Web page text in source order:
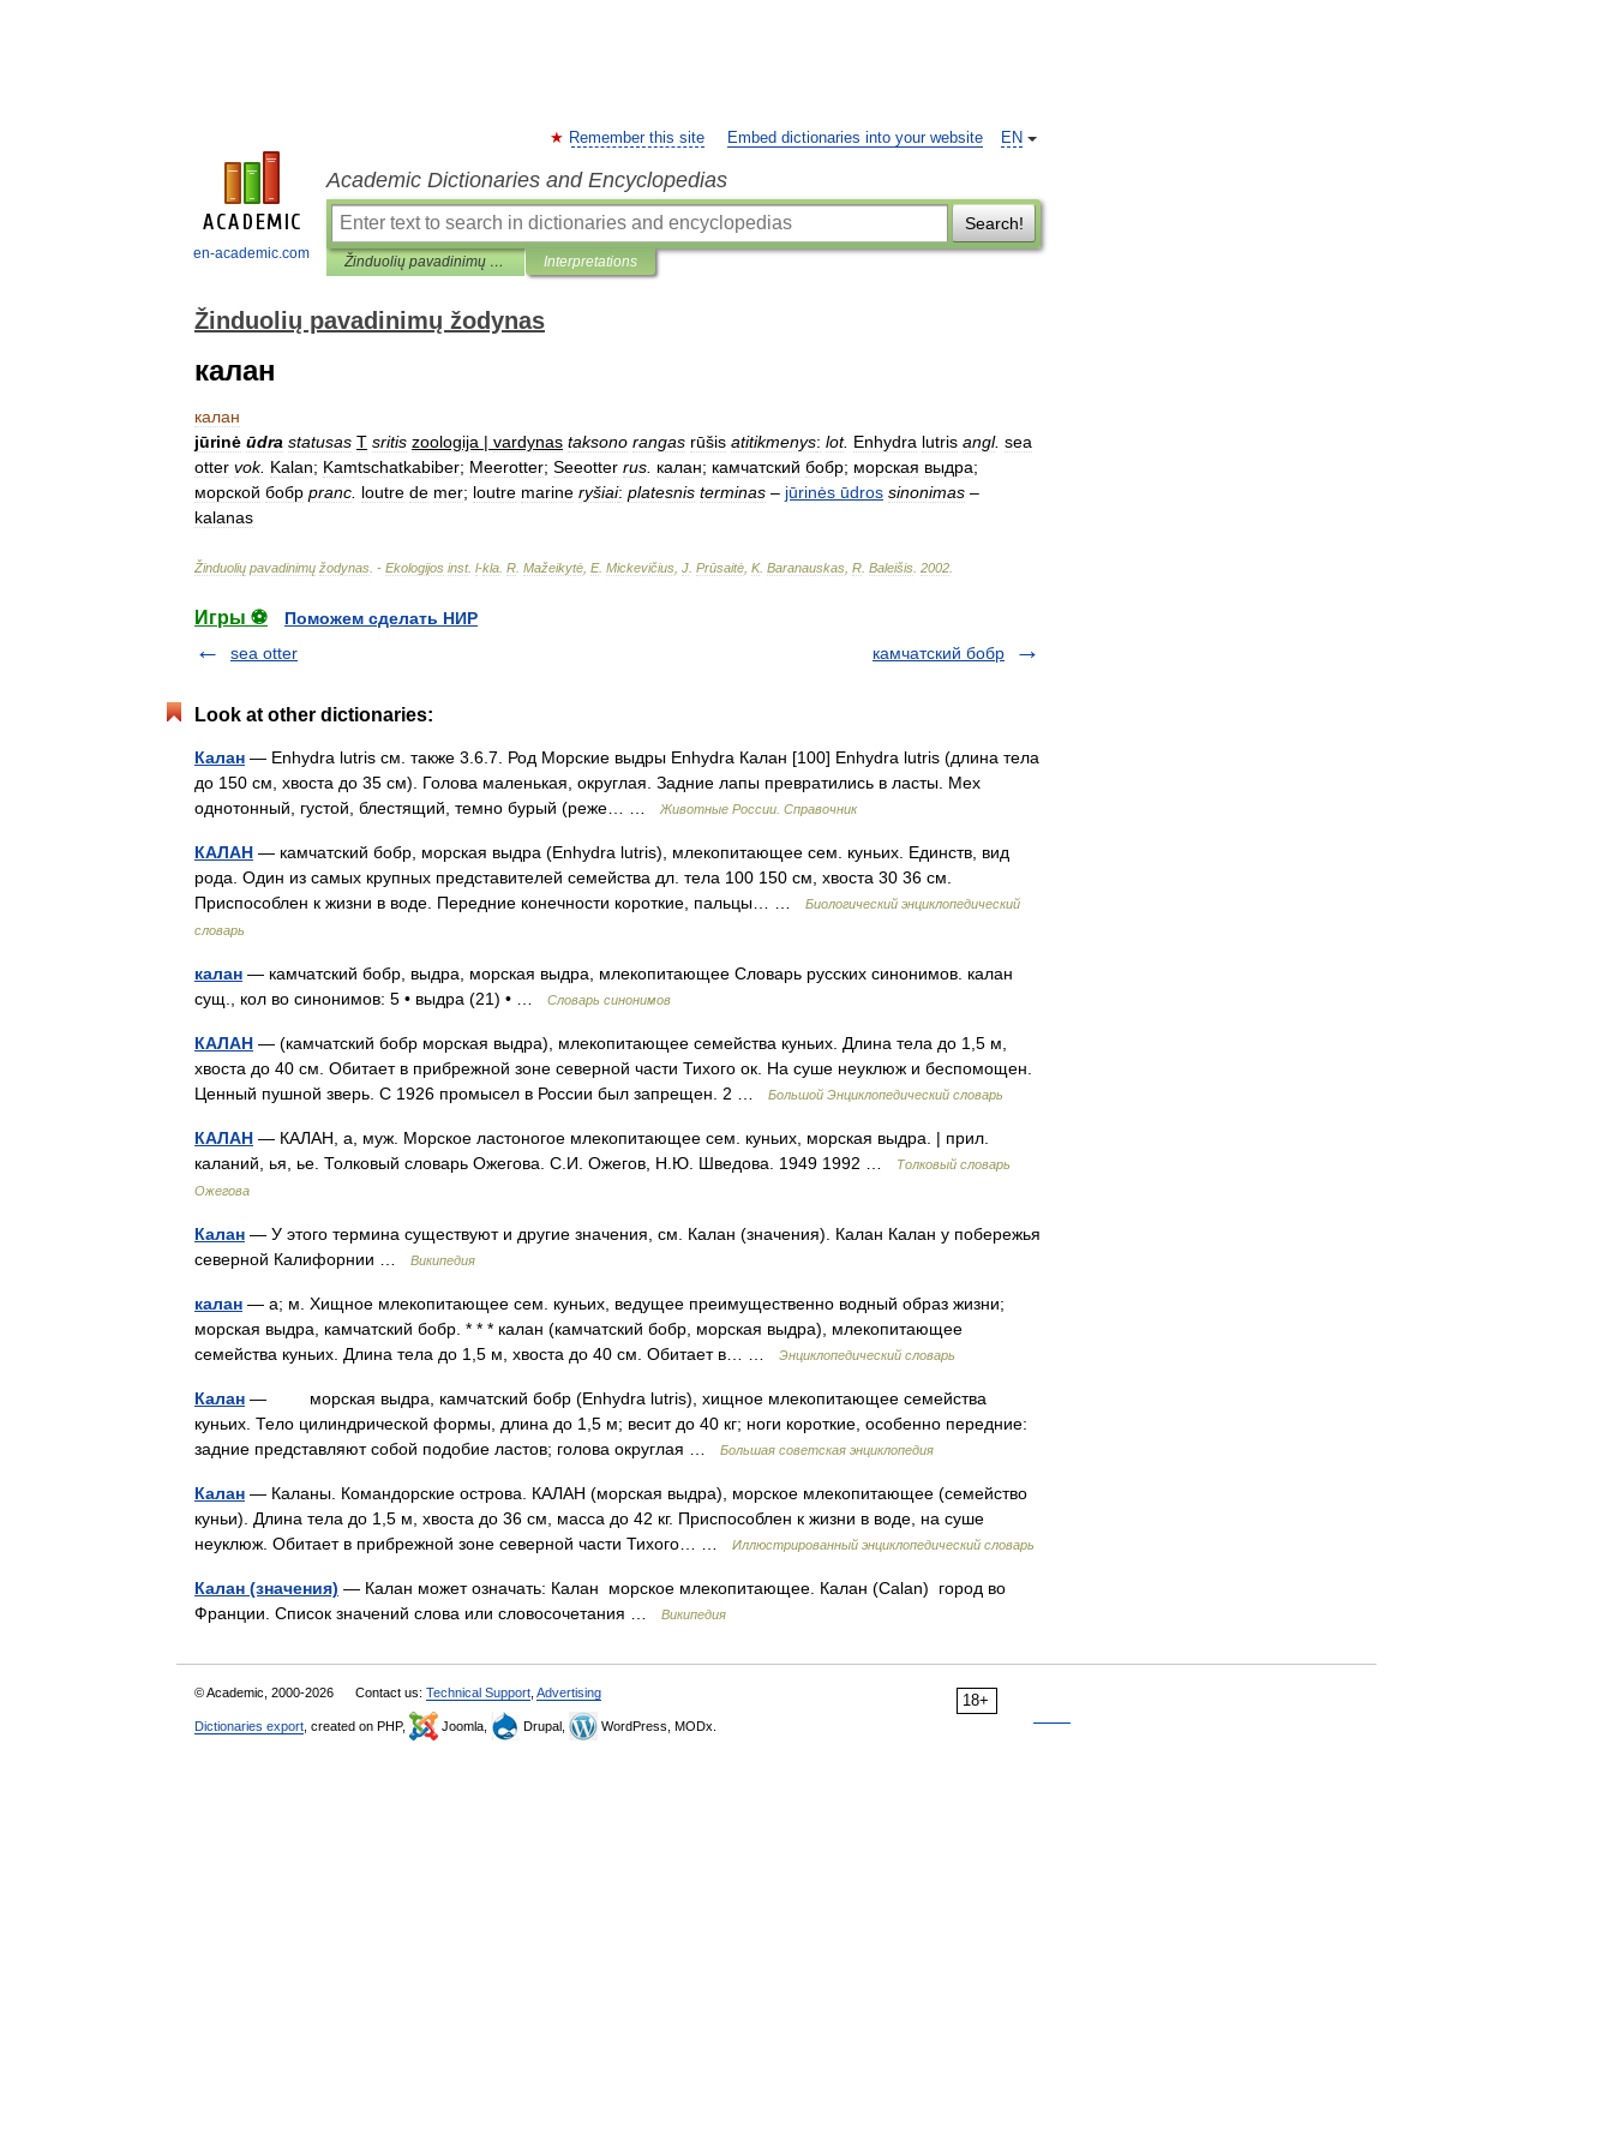
en-academic.com
EN
Remember this site Embed dictionaries into your website
Academic Dictionaries and Encyclopedias
Search!
Žinduolių pavadinimų žodynas Interpretations
Žinduolių pavadinimų žodynas
калан
калан
jūrinė ūdra statusas T sritis zoologija | vardynas taksono rangas rūšis atitikmenys: lot. Enhydra lutris angl. sea
otter vok. Kalan; Kamtschatkabiber; Meerotter; Seeotter rus калан; камчатский бобр; морская выдра;
морской бобр pranc loutre de mer; loutre marine ryšiai: platesnis terminas – jūrinės ūdros sinonimas –
kalanas
Žinduolių pavadinimų žodynas . - Ekologijos inst. l-kla R Mažeikytė E. Mickevičius J Prūsaitė K. Baranauskas R Baleišis 2002
Игры ⚽
Поможем сделать НИР
sea otter
камчатский бобр
Look at other dictionaries:
Калан — Enhydra lutris см. также 3.6.7. Род Морские выдры Enhydra Калан [100] Enhydra lutris (длина тела
до 150 см, хвоста до 35 см). Голова маленькая, округлая. Задние лапы превратились в ласты. Мех
однотонный, густой, блестящий, темно бурый (реже… …
Животные России. Справочник
КАЛАН — камчатский бобр, морская выдра (Enhydra lutris), млекопитающее сем. куньих. Единств, вид
рода. Один из самых крупных представителей семейства дл. тела 100 150 см, хвоста 30 36 см.
Приспособлен к жизни в воде. Передние конечности короткие, пальцы… …
Биологический энциклопедический
словарь
калан — камчатский бобр, выдра, морская выдра, млекопитающее Словарь русских синонимов. калан
сущ., кол во синонимов: 5 • выдра (21) • …
Словарь синонимов
КАЛАН — (камчатский бобр морская выдра), млекопитающее семейства куньих. Длина тела до 1,5 м,
хвоста до 40 см. Обитает в прибрежной зоне северной части Тихого ок. На суше неуклюж и беспомощен.
Ценный пушной зверь. С 1926 промысел в России был запрещен. 2 …
Большой Энциклопедический словарь
КАЛАН — КАЛАН, а, муж. Морское ластоногое млекопитающее сем. куньих, морская выдра. | прил.
каланий, ья, ье. Толковый словарь Ожегова. С.И. Ожегов, Н.Ю. Шведова. 1949 1992 …
Толковый словарь
Ожегова
Калан — У этого термина существуют и другие значения, см. Калан (значения). Калан Калан у побережья
северной Калифорнии …
Википедия
калан — а; м. Хищное млекопитающее сем. куньих, ведущее преимущественно водный образ жизни;
морская выдра, камчатский бобр. * * * калан (камчатский бобр, морская выдра), млекопитающее
семейства куньих. Длина тела до 1,5 м, хвоста до 40 см. Обитает в… …
Энциклопедический словарь
Калан — морская выдра, камчатский бобр (Enhydra lutris), хищное млекопитающее семейства
куньих. Тело цилиндрической формы, длина до 1,5 м; весит до 40 кг; ноги короткие, особенно передние:
задние представляют собой подобие ластов; голова округлая …
Большая советская энциклопедия
Калан — Каланы. Командорские острова. КАЛАН (морская выдра), морское млекопитающее (семейство
куньи). Длина тела до 1,5 м, хвоста до 36 см, масса до 42 кг. Приспособлен к жизни в воде, на суше
неуклюж. Обитает в прибрежной зоне северной части Тихого… …
Иллюстрированный энциклопедический словарь
Калан (значения) — Калан может означать: Калан морское млекопитающее. Калан (Calan) город во
Франции. Список значений слова или словосочетания …
Википедия
18+
© Academic, 2000-2026 Contact us: Technical Support Advertising
Dictionaries export , created on PHP, Joomla, Drupal, WordPress, MODx.